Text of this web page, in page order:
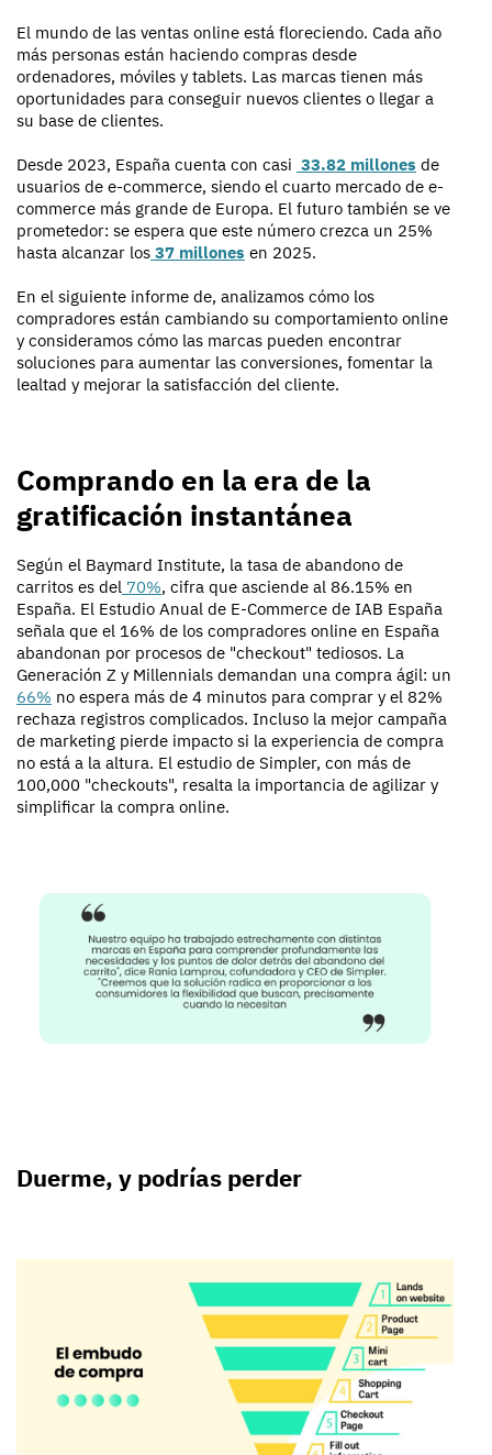
El mundo de las ventas online está floreciendo. Cada año
más personas están haciendo compras desde
ordenadores, móviles y tablets. Las marcas tienen más
oportunidades para conseguir nuevos clientes o llegar a
su base de clientes.
Desde 2023, España cuenta con casi 33.82 millones de
usuarios de e-commerce, siendo el cuarto mercado de e-
commerce más grande de Europa. El futuro también se ve
prometedor: se espera que este número crezca un 25%
hasta alcanzar los 37 millones en 2025.
En el siguiente informe de, analizamos cómo los
compradores están cambiando su comportamiento online
y consideramos cómo las marcas pueden encontrar
soluciones para aumentar las conversiones, fomentar la
lealtad y mejorar la satisfacción del cliente.
Comprando en la era de la
gratificación instantánea
Según el Baymard Institute, la tasa de abandono de
carritos es del 70%, cifra que asciende al 86.15% en
España. El Estudio Anual de E-Commerce de IAB España
señala que el 16% de los compradores online en España
abandonan por procesos de "checkout" tediosos. La
Generación Z y Millennials demandan una compra ágil: un
66% no espera más de 4 minutos para comprar y el 82%
rechaza registros complicados. Incluso la mejor campaña
de marketing pierde impacto si la experiencia de compra
no está a la altura. El estudio de Simpler, con más de
100,000 "checkouts", resalta la importancia de agilizar y
simplificar la compra online.
Duerme, y podrías perder